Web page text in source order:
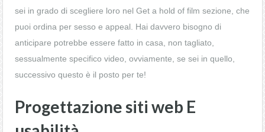
sei in grado di scegliere loro nel Get a hold of film sezione, che
puoi ordina per sesso e appeal. Hai davvero bisogno di
anticipare potrebbe essere fatto in casa, non tagliato,
sessualmente specifico video, ovviamente, se sei in quello,
successivo questo è il posto per te!
Progettazione siti web E